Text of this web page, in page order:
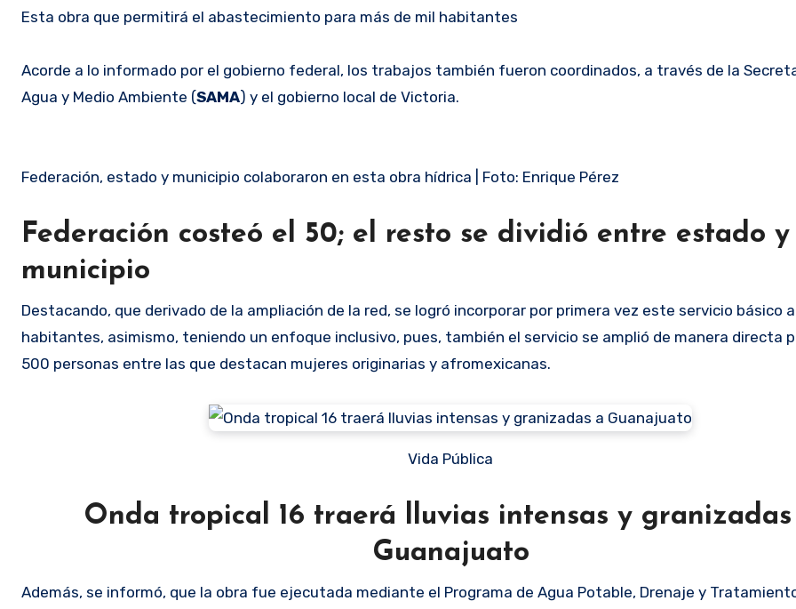
Esta obra que permitirá el abastecimiento para más de mil habitantes
Acorde a lo informado por el gobierno federal, los trabajos también fueron coordinados, a través de la
Agua y Medio Ambiente (SAMA) y el gobierno local de Victoria.
Federación, estado y municipio colaboraron en esta obra hídrica | Foto: Enrique Pérez
Federación costeó el 50; el resto se dividió entre estado y
municipio
Destacando, que derivado de la ampliación de la red, se logró incorporar por primera vez este servicio básico a
habitantes, asimismo, teniendo un enfoque inclusivo, pues, también el servicio se amplió de manera directa
500 personas entre las que destacan mujeres originarias y afromexicanas.
Vida Pública
Onda tropical 16 traerá lluvias intensas y granizadas
Guanajuato
Además, se informó, que la obra fue ejecutada mediante el Programa de Agua Potable, Drenaje y